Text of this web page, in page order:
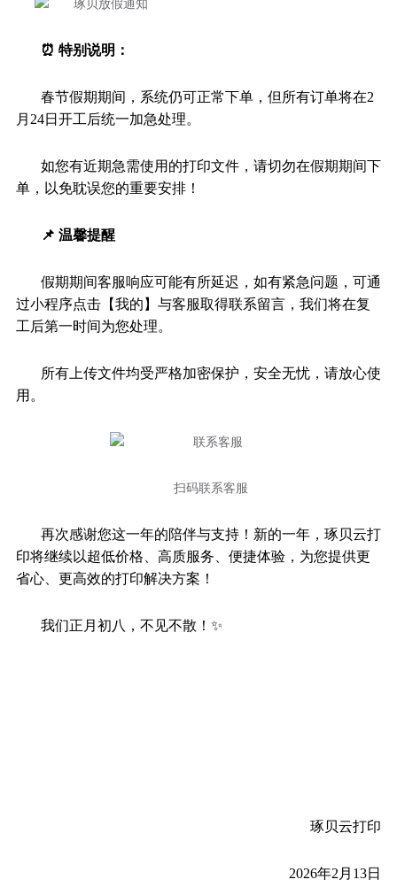
⏰ 特别说明：
春节假期期间，系统仍可正常下单，但所有订单将在2
月24日开工后统一加急处理。
如您有近期急需使用的打印文件，请切勿在假期期间下
单，以免耽误您的重要安排！
📌 温馨提醒
假期期间客服响应可能有所延迟，如有紧急问题，可通
过小程序点击【我的】与客服取得联系留言，我们将在复
工后第一时间为您处理。
所有上传文件均受严格加密保护，安全无忧，请放心使
用。
扫码联系客服
再次感谢您这一年的陪伴与支持！新的一年，琢贝云打
印将继续以超低价格、高质服务、便捷体验，为您提供更
省心、更高效的打印解决方案！
我们正月初八，不见不散！✨
琢贝云打印
2026年2月13日